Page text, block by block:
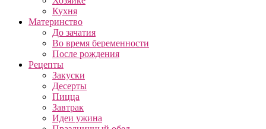
Кухня
Материнство
До зачатия
Во время беременности
После рождения
Рецепты
Закуски
Десерты
Пицца
Завтрак
Идеи ужина